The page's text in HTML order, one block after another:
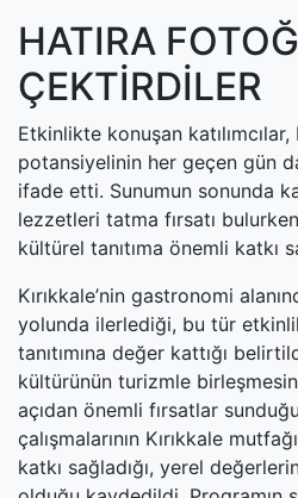
HATIRA
ÇEKTİRDİLER
Etkinlikte konuşan katılımcılar,
potansiyelinin her geçen gün
ifade etti. Sunumun sonunda
lezzetleri tatma fırsatı
kültürel tanıtıma önemli katkı
Kırıkkale’nin gastronomi
yolunda ilerlediği, bu tür
tanıtımına değer kattığı
kültürünün turizmle
açıdan önemli fırsatlar
çalışmalarının Kırıkkale
katkı sağladığı, yerel